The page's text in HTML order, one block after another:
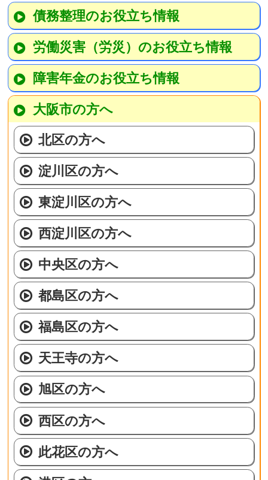
債務整理のお役立ち情報
労働災害（労災）のお役立ち情報
障害年金のお役立ち情報
大阪市の方へ
北区の方へ
淀川区の方へ
東淀川区の方へ
西淀川区の方へ
中央区の方へ
都島区の方へ
福島区の方へ
天王寺の方へ
旭区の方へ
西区の方へ
此花区の方へ